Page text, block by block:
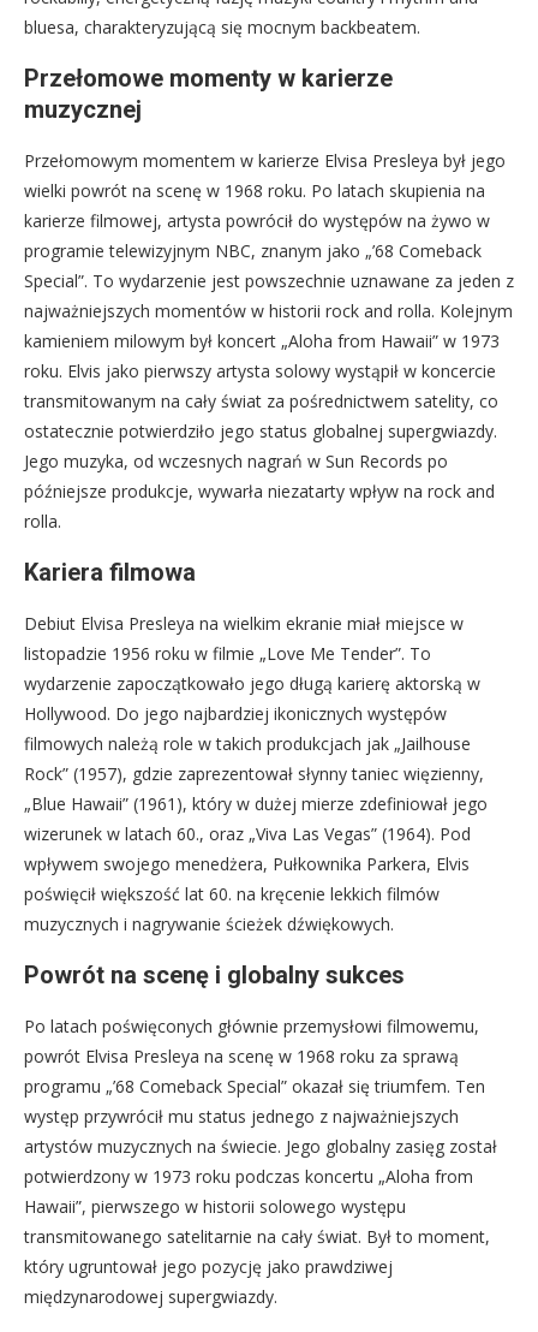
bluesa, charakteryzującą się mocnym backbeatem.
Przełomowe momenty w karierze
muzycznej
Przełomowym momentem w karierze Elvisa Presleya był jego
wielki powrót na scenę w 1968 roku. Po latach skupienia na
karierze filmowej, artysta powrócił do występów na żywo w
programie telewizyjnym NBC, znanym jako „’68 Comeback
Special”. To wydarzenie jest powszechnie uznawane za jeden z
najważniejszych momentów w historii rock and rolla. Kolejnym
kamieniem milowym był koncert „Aloha from Hawaii” w 1973
roku. Elvis jako pierwszy artysta solowy wystąpił w koncercie
transmitowanym na cały świat za pośrednictwem satelity, co
ostatecznie potwierdziło jego status globalnej supergwiazdy.
Jego muzyka, od wczesnych nagrań w Sun Records po
późniejsze produkcje, wywarła niezatarty wpływ na rock and
rolla.
Kariera filmowa
Debiut Elvisa Presleya na wielkim ekranie miał miejsce w
listopadzie 1956 roku w filmie „Love Me Tender”. To
wydarzenie zapoczątkowało jego długą karierę aktorską w
Hollywood. Do jego najbardziej ikonicznych występów
filmowych należą role w takich produkcjach jak „Jailhouse
Rock” (1957), gdzie zaprezentował słynny taniec więzienny,
„Blue Hawaii” (1961), który w dużej mierze zdefiniował jego
wizerunek w latach 60., oraz „Viva Las Vegas” (1964). Pod
wpływem swojego menedżera, Pułkownika Parkera, Elvis
poświęcił większość lat 60. na kręcenie lekkich filmów
muzycznych i nagrywanie ścieżek dźwiękowych.
Powrót na scenę i globalny sukces
Po latach poświęconych głównie przemysłowi filmowemu,
powrót Elvisa Presleya na scenę w 1968 roku za sprawą
programu „’68 Comeback Special” okazał się triumfem. Ten
występ przywrócił mu status jednego z najważniejszych
artystów muzycznych na świecie. Jego globalny zasięg został
potwierdzony w 1973 roku podczas koncertu „Aloha from
Hawaii”, pierwszego w historii solowego występu
transmitowanego satelitarnie na cały świat. Był to moment,
który ugruntował jego pozycję jako prawdziwej
międzynarodowej supergwiazdy.